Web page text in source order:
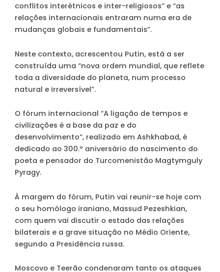
conflitos interétnicos e inter-religiosos” e “as
relações internacionais entraram numa era de
mudanças globais e fundamentais”.
Neste contexto, acrescentou Putin, está a ser
construída uma “nova ordem mundial, que reflete
toda a diversidade do planeta, num processo
natural e irreversível”.
O fórum internacional “A ligação de tempos e
civilizações é a base da paz e do
desenvolvimento”, realizado em Ashkhabad, é
dedicado ao 300.º aniversário do nascimento do
poeta e pensador do Turcomenistão Magtymguly
Pyragy.
À margem do fórum, Putin vai reunir-se hoje com
o seu homólogo iraniano, Massud Pezeshkian,
com quem vai discutir o estado das relações
bilaterais e a grave situação no Médio Oriente,
segundo a Presidência russa.
Moscovo e Teerão condenaram tanto os ataques